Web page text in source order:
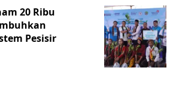
20 Ribu
Pesisir